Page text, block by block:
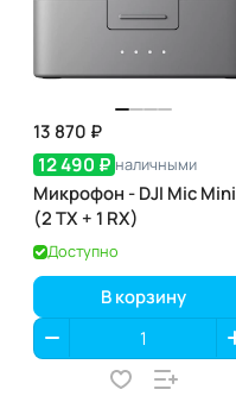
13 870 ₽
12 490 ₽ наличными
Микрофон - DJI Mic Mini
(2 TX + 1 RX)
Доступно
В корзину